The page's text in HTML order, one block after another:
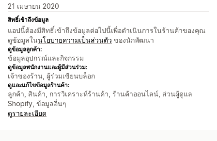
21 เมษายน 2020
สิทธิ์เข้าถึงข้อมูล
แอปนี้ต้องมีสิทธิ์เข้าถึงข้อมูลต่อไปนี้เพื่อดำเนินการในร้านค้าของคุณ
ดูข้อมูลในนโยบายความเป็นส่วนตัว ของนักพัฒนา
ดูข้อมูลลูกค้า:
ข้อมูลอุปกรณ์และกิจกรรม
ดูข้อมูลพนักงานและผู้มีส่วนร่วม:
เจ้าของร้าน, ผู้ร่วมเขียนบล็อก
ดูและแก้ไขข้อมูลร้านค้า:
ลูกค้า, สินค้า, การวิเคราะห์ร้านค้า, ร้านค้าออนไลน์, ส่วนผู้ดูแล
Shopify, ข้อมูลอื่นๆ
ดูรายละเอียด